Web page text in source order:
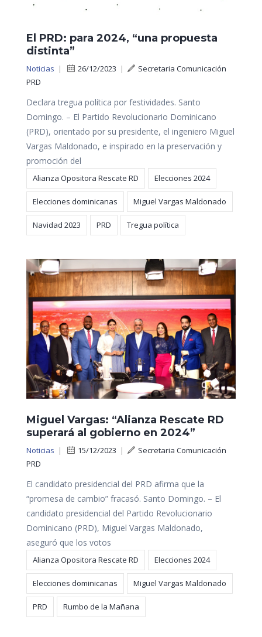
El PRD: para 2024, “una propuesta
distinta”
Noticias | 26/12/2023 |
Secretaria Comunicación
PRD
Declara tregua política por festividades. Santo
Domingo. – El Partido Revolucionario Dominicano
(PRD), orientado por su presidente, el ingeniero Miguel
Vargas Maldonado, e inspirado en la preservación y
promoción del
Alianza Opositora Rescate RD Elecciones 2024
Elecciones dominicanas Miguel Vargas Maldonado
Navidad 2023 PRD Tregua política
Miguel Vargas: “Alianza Rescate RD
superará al gobierno en 2024”
Noticias | 15/12/2023 |
Secretaria Comunicación
PRD
El candidato presidencial del PRD afirma que la
“promesa de cambio” fracasó. Santo Domingo. – El
candidato presidencial del Partido Revolucionario
Dominicano (PRD), Miguel Vargas Maldonado,
aseguró que los votos
Alianza Opositora Rescate RD Elecciones 2024
Elecciones dominicanas Miguel Vargas Maldonado
PRD Rumbo de la Mañana